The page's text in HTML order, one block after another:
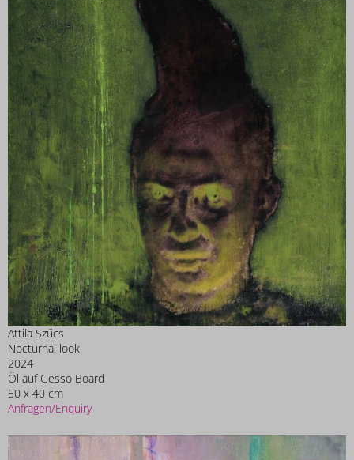
Attila Szűcs
Nocturnal look
2024
Öl auf Gesso Board
50 x 40 cm
Anfragen/Enquiry